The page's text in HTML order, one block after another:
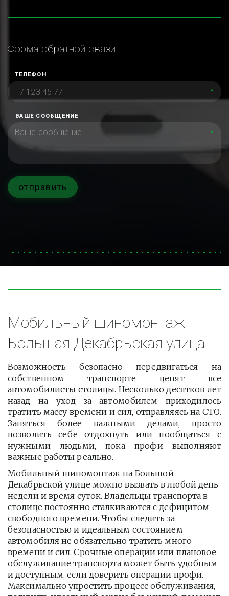
Форма обратной связи:
ТЕЛЕФОН
*
ВАШЕ СООБЩЕНИЕ
*
отправить
Мобильный шиномонтаж
Большая Декабрьская улица
Возможность безопасно передвигаться на
собственном транспорте ценят все
автомобилисты столицы. Несколько десятков лет
назад на уход за автомобилем приходилось
тратить массу времени и сил, отправляясь на СТО.
Заняться более важными делами, просто
позволить себе отдохнуть или пообщаться с
нужными людьми, пока профи выполняют
важные работы реально.
Мобильный шиномонтаж на Большой
Декабрьской улице можно вызвать в любой день
недели и время суток. Владельцы транспорта в
столице постоянно сталкиваются с дефицитом
свободного времени. Чтобы следить за
безопасностью и идеальным состоянием
автомобиля не обязательно тратить много
времени и сил. Срочные операции или плановое
обслуживание транспорта может быть удобным
и доступным, если доверить операции профи.
Максимально упростить процесс обслуживания,